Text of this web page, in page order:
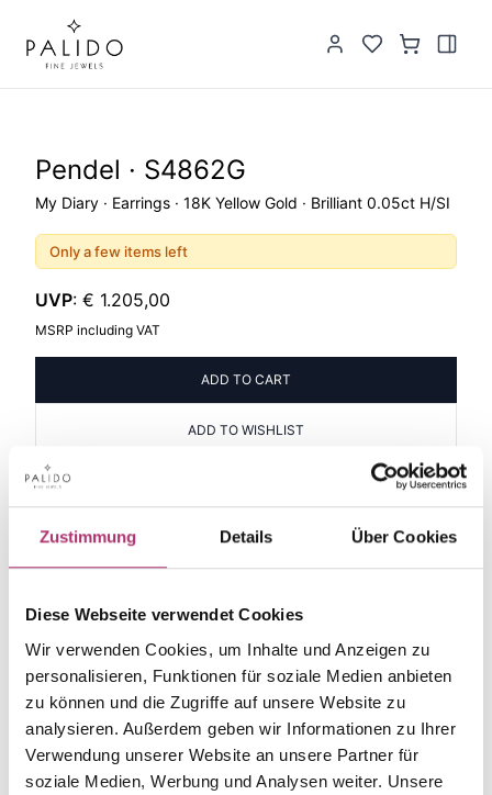
Zustimmung Details Über Cookies
Diese Webseite verwendet Cookies
Wir verwenden Cookies, um Inhalte und Anzeigen zu
personalisieren, Funktionen für soziale Medien anbieten
zu können und die Zugriffe auf unsere Website zu
analysieren. Außerdem geben wir Informationen zu Ihrer
Verwendung unserer Website an unsere Partner für
soziale Medien, Werbung und Analysen weiter. Unsere
Pendel · S4862G
My Diary · Earrings · 18K Yellow Gold · Brilliant 0.05ct H/SI
Only a few items left
UVP: € 1.205,00
MSRP including VAT
ADD TO CART
ADD TO WISHLIST
PRODUCT INFORMATION PRODUCT DESCRIPTION
Item group
Material
-
1.42.2032.GG.750.018.0.0
9010595770265
-
Metal Fineness
750
Metal Color
Gem Color
Gem Type